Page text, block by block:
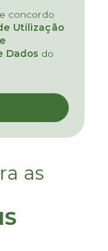
concordo
Utilização
Dados do
as